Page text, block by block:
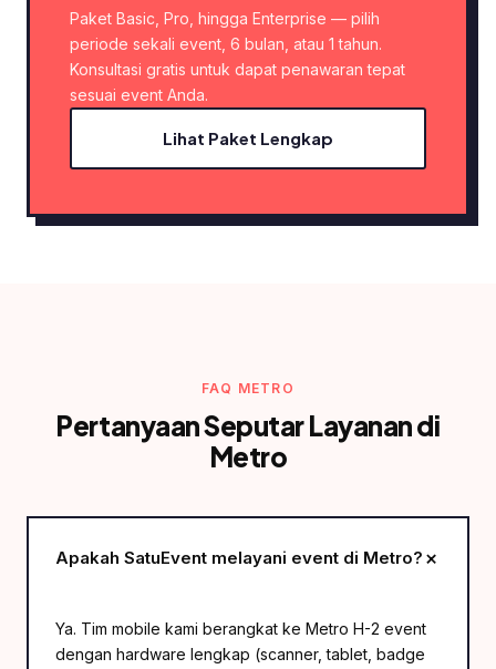
Paket Basic, Pro, hingga Enterprise — pilih
periode sekali event, 6 bulan, atau 1 tahun.
Konsultasi gratis untuk dapat penawaran tepat
sesuai event Anda.
Lihat Paket Lengkap
FAQ METRO
Pertanyaan Seputar Layanan di
Metro
Apakah SatuEvent melayani event di Metro?
Ya. Tim mobile kami berangkat ke Metro H-2 event
dengan hardware lengkap (scanner, tablet, badge